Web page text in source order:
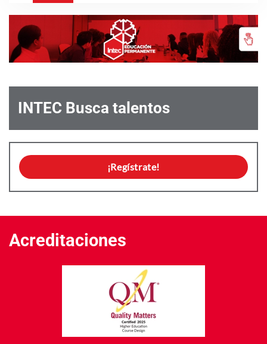
INTEC Busca talentos
¡Regístrate!
Acreditaciones